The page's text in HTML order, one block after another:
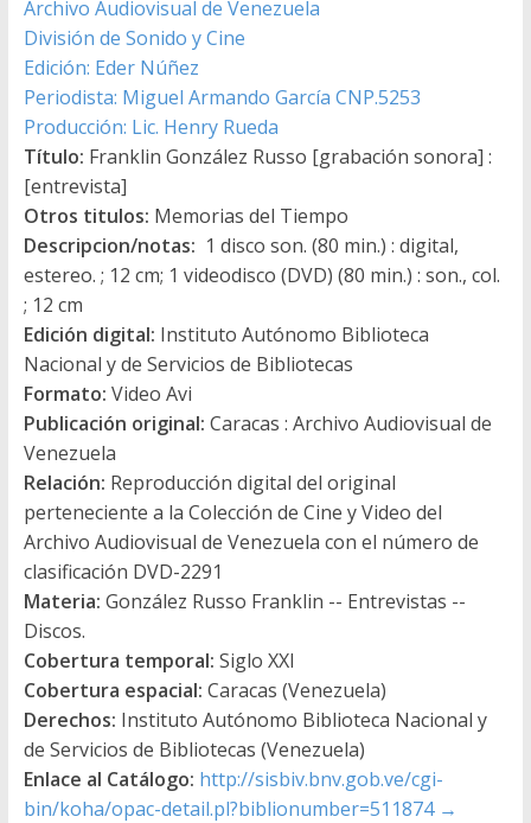
Archivo Audiovisual de Venezuela
División de Sonido y Cine
Edición: Eder Núñez
Periodista: Miguel Armando García CNP.5253
Producción: Lic. Henry Rueda
Título: Franklin González Russo [grabación sonora] :
[entrevista]
Otros titulos: Memorias del Tiempo
Descripcion/notas: 1 disco son. (80 min.) : digital,
estereo. ; 12 cm; 1 videodisco (DVD) (80 min.) : son., col.
; 12 cm
Edición digital: Instituto Autónomo Biblioteca
Nacional y de Servicios de Bibliotecas
Formato: Video Avi
Publicación original: Caracas : Archivo Audiovisual de
Venezuela
Relación: Reproducción digital del original
perteneciente a la Colección de Cine y Video del
Archivo Audiovisual de Venezuela con el número de
clasificación DVD-2291
Materia: González Russo Franklin -- Entrevistas --
Discos.
Cobertura temporal: Siglo XXI
Cobertura espacial: Caracas (Venezuela)
Derechos: Instituto Autónomo Biblioteca Nacional y
de Servicios de Bibliotecas (Venezuela)
Enlace al Catálogo: http://sisbiv.bnv.gob.ve/cgi-
bin/koha/opac-detail.pl?biblionumber=511874 →